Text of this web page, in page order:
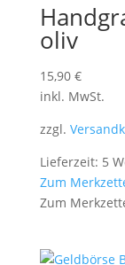
oliv
15,90 €
inkl. MwSt.
zzgl.
Lieferzeit: 5
Zum
Zum